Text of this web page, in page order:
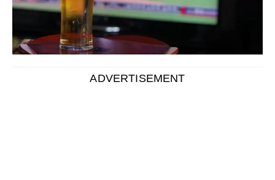
楽天TVをスマートフォンよりもっと大画面で楽しみた